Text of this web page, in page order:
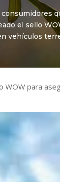
consumidores
el sello
vehículos
WOW para